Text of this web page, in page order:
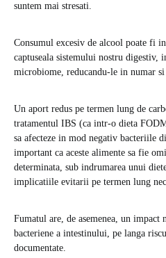
suntem mai stresati.
Consumul excesiv de alcool poate fi
captuseala sistemului nostru digestiv,
microbiome, reducandu-le in numar si
Un aport redus pe termen lung de
tratamentul IBS (ca intr-o dieta
sa afecteze in mod negativ bacteriile
important ca aceste alimente sa fie
determinata, sub indrumarea unui
implicatiile evitarii pe termen lung
Fumatul are, de asemenea, un impact
bacteriene a intestinului, pe langa
documentate.